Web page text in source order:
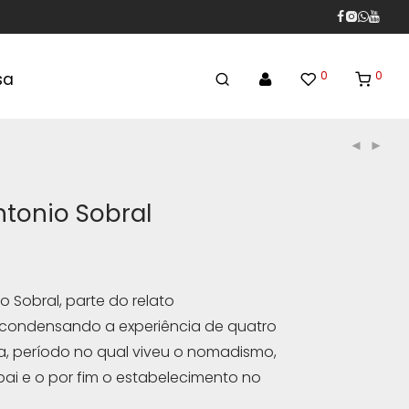
0 0
Sobral
Sobral, parte do relato
a experiência de quatro
período no qual viveu o nomadismo,
e o por fim o estabelecimento no